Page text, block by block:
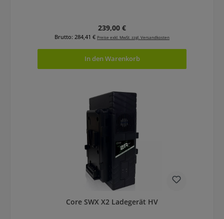
Regulärer Preis:
239,00 €
Brutto: 284,41 € Preise exkl. MwSt. zzgl. Versandkosten
In den Warenkorb
Core SWX X2 Ladegerät HV